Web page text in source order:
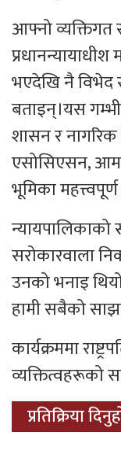
आफ्नो व्यक्तिगत
भएदेखि नै विभेद
बताइन्।यस
शासन र नागरिक
एसोसिएसन,
भूमिका
न्यायपालिकाको
सरोकारवाला
उनको भनाइ
हामी सबैको
कार्यक्रममा
व्यक्तित्वहरूको
प्रतिक्रिया